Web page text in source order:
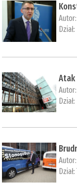
Autor:
Dział:
Atak
Autor:
Dział:
Autor:
Dział: